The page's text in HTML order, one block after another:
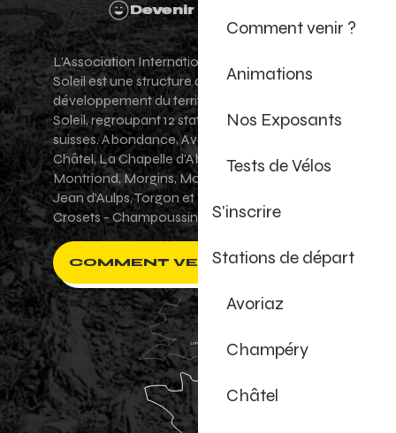
Comment venir ?
Animations
Nos Exposants
Tests de Vélos
S'inscrire
Stations de départ
Avoriaz
Champéry
Châtel
Devenir Bénévole
L'Association Internationale des Portes du
Soleil est une structure de promotion et de
développement du territoire des Portes du
Soleil, regroupant 12 stations villages franco-
suisses. Abondance, Avoriaz 1800, Champéry,
Châtel, La Chapelle d'Abondance, Les Gets,
Montriond, Morgins, Morzine-Avoriaz, Saint-
Jean d'Aulps, Torgon et Val-d'Illiez - Les
Crosets - Champoussin.
COMMENT VENIR ?